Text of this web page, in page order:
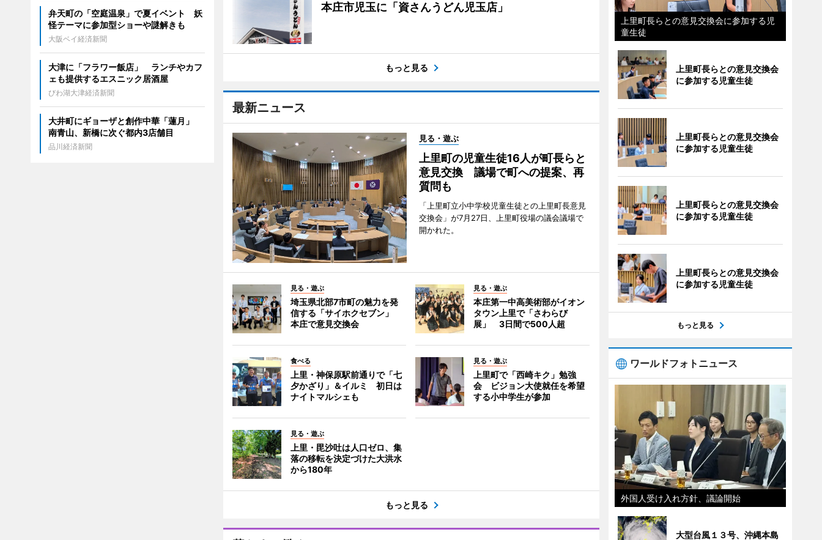
本庄市児玉に「資さんうどん児玉店」
もっと見る
最新ニュース
見る・遊ぶ
上里町の児童生徒16人が町長らと
意見交換 議場で町への提案、再
質問も
「上里町立小中学校児童生徒との上里町長意見
交換会」が7月27日、上里町役場の議会議場で
開かれた。
見る・遊ぶ
埼玉県北部7市町の魅力を発
信する「サイホクセブン」
本庄で意見交換会
見る・遊ぶ
本庄第一中高美術部がイオン
タウン上里で「さわらび
展」 3日間で500人超
食べる
上里・神保原駅前通りで「七
夕かざり」＆イルミ 初日は
ナイトマルシェも
見る・遊ぶ
上里町で「西崎キク」勉強
会 ビジョン大使就任を希望
する小中学生が参加
見る・遊ぶ
上里・毘沙吐は人口ゼロ、集
落の移転を決定づけた大洪水
から180年
もっと見る
弁天町の「空庭温泉」で夏イベント 妖
怪テーマに参加型ショーや謎解きも
大阪ベイ経済新聞
大津に「フラワー飯店」 ランチやカフ
ェも提供するエスニック居酒屋
びわ湖大津経済新聞
大井町にギョーザと創作中華「蓮月」
南青山、新橋に次ぐ都内3店舗目
品川経済新聞
上里町長らとの意見交換会に参加する児
童生徒
上里町長らとの意見交換会
に参加する児童生徒
上里町長らとの意見交換会
に参加する児童生徒
上里町長らとの意見交換会
に参加する児童生徒
上里町長らとの意見交換会
に参加する児童生徒
もっと見る
ワールドフォトニュース
外国人受け入れ方針、議論開始
大型台風１３号、沖縄本島